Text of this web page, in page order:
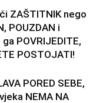
ZAŠTITNIK nego
POUZDAN i
POVRIJEDITE,
POSTOJATI!
PORED SEBE,
NEMA NA